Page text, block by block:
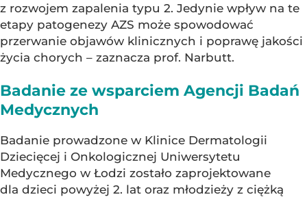
z rozwojem zapalenia typu 2. Jedynie wpływ na te
etapy patogenezy AZS może spowodować
przerwanie objawów klinicznych i poprawę jakości
życia chorych – zaznacza prof. Narbutt.
Badanie ze wsparciem Agencji Badań
Medycznych
Badanie prowadzone w Klinice Dermatologii
Dziecięcej i Onkologicznej Uniwersytetu
Medycznego w Łodzi zostało zaprojektowane
dla dzieci powyżej 2. lat oraz młodzieży z ciężką